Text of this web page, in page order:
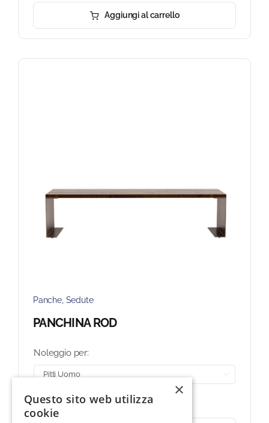
Aggiungi al carrello
Panche, Sedute
PANCHINA ROD
Noleggio per:
207,00€ 14 disponibili ×
Questo sito web utilizza
cookie